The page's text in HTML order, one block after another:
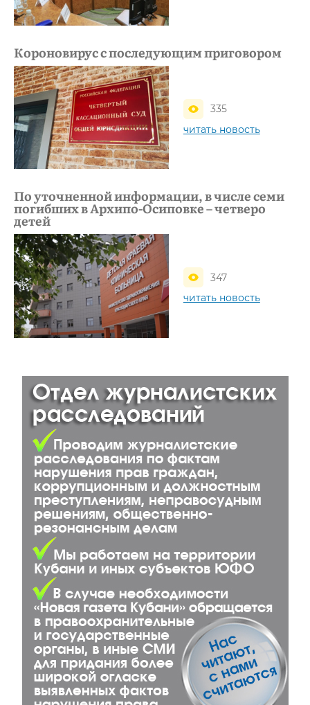
Короновирус с последующим приговором
335
читать новость
По уточненной информации, в числе семи
погибших в Архипо-Осиповке – четверо
детей
347
читать новость